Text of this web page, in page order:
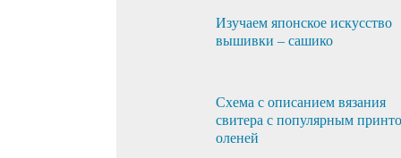
Изучаем японское искусство
вышивки – сашико
Схема с описанием вязания
свитера с популярным
оленей